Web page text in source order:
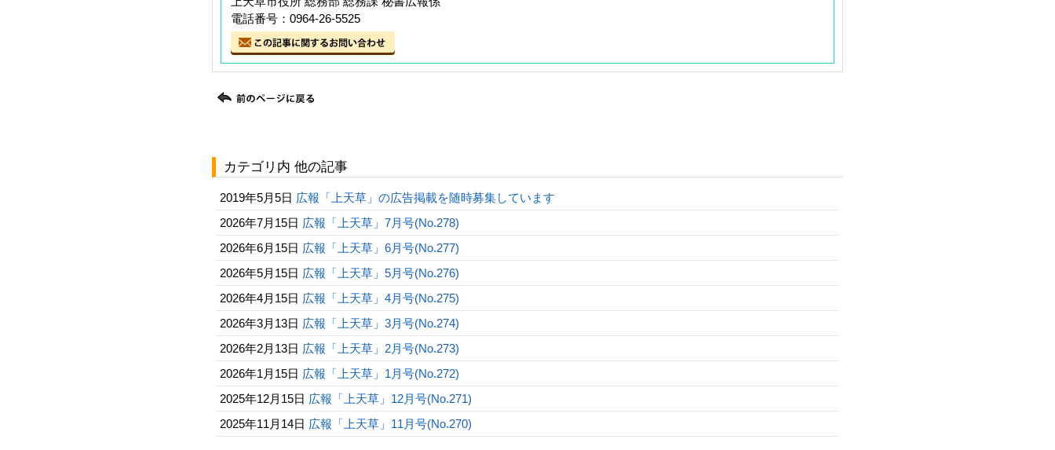
電話番号：0964-26-5525
カテゴリ内 他の記事
2019年5月5日 広報「上天草」の広告掲載を随時募集しています
2026年7月15日 広報「上天草」7月号(No.278)
2026年6月15日 広報「上天草」6月号(No.277)
2026年5月15日 広報「上天草」5月号(No.276)
2026年4月15日 広報「上天草」4月号(No.275)
2026年3月13日 広報「上天草」3月号(No.274)
2026年2月13日 広報「上天草」2月号(No.273)
2026年1月15日 広報「上天草」1月号(No.272)
2025年12月15日 広報「上天草」12月号(No.271)
2025年11月14日 広報「上天草」11月号(No.270)